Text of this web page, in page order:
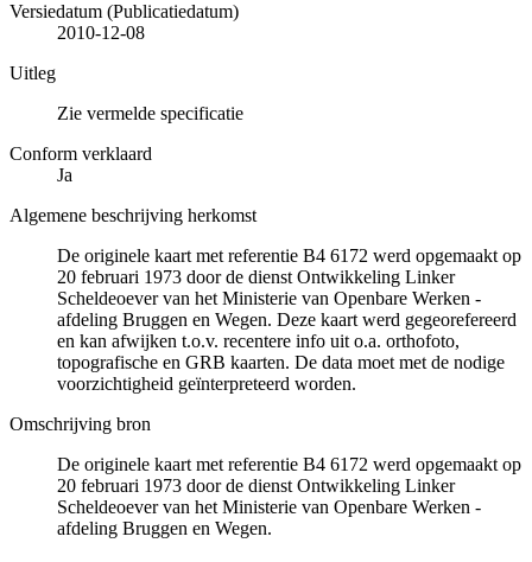
Versiedatum (Publicatiedatum)
2010-12-08
Uitleg
Zie vermelde specificatie
Conform verklaard
Ja
Algemene beschrijving herkomst
De originele kaart met referentie B4 6172 werd opgemaakt op
20 februari 1973 door de dienst Ontwikkeling Linker
Scheldeoever van het Ministerie van Openbare Werken -
afdeling Bruggen en Wegen. Deze kaart werd gegeorefereerd
en kan afwijken t.o.v. recentere info uit o.a. orthofoto,
topografische en GRB kaarten. De data moet met de nodige
voorzichtigheid geïnterpreteerd worden.
Omschrijving bron
De originele kaart met referentie B4 6172 werd opgemaakt op
20 februari 1973 door de dienst Ontwikkeling Linker
Scheldeoever van het Ministerie van Openbare Werken -
afdeling Bruggen en Wegen.